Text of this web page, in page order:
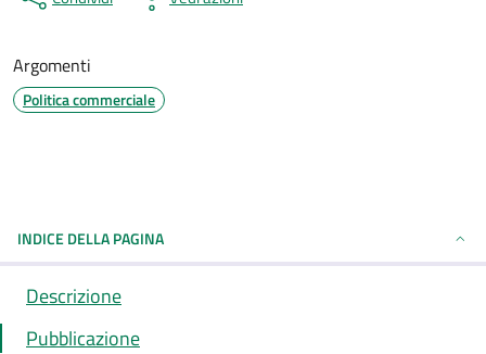
Argomenti
Politica commerciale
INDICE DELLA PAGINA
Descrizione
Pubblicazione